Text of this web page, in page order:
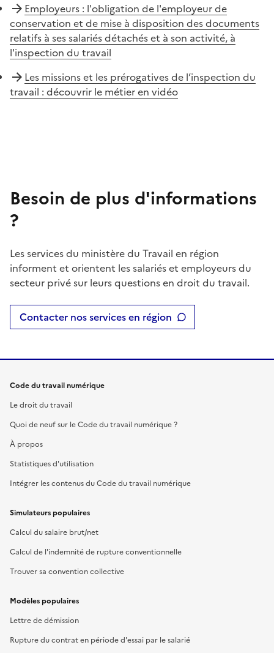
Employeurs : l'obligation de l'employeur de
conservation et de mise à disposition des documents
relatifs à ses salariés détachés et à son activité, à
l'inspection du travail
Les missions et les prérogatives de l’inspection du
travail : découvrir le métier en vidéo
Besoin de plus d'informations
?
Les services du ministère du Travail en région
informent et orientent les salariés et employeurs du
secteur privé sur leurs questions en droit du travail.
Contacter nos services en région
Code du travail numérique
Le droit du travail
Quoi de neuf sur le Code du travail numérique ?
À propos
Statistiques d'utilisation
Intégrer les contenus du Code du travail numérique
Simulateurs populaires
Calcul du salaire brut/net
Calcul de l'indemnité de rupture conventionnelle
Trouver sa convention collective
Modèles populaires
Lettre de démission
Rupture du contrat en période d'essai par le salarié